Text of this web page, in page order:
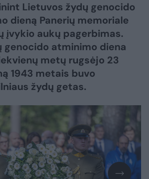
Lietuvos žydų genocido
dieną Panerių memoriale
įvykio aukų pagerbimas.
genocido atminimo diena
metų rugsėjo 23
1943 metais buvo
žydų getas.